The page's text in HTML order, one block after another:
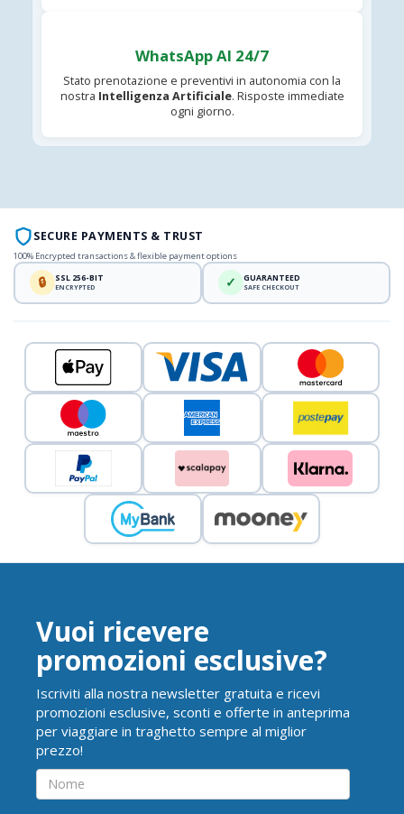
WhatsApp AI 24/7
Stato prenotazione e preventivi in autonomia con la
nostra Intelligenza Artificiale. Risposte immediate
ogni giorno.
SECURE PAYMENTS & TRUST
100% Encrypted transactions & flexible payment options
🔒 SSL 256-BIT
ENCRYPTED ✓ GUARANTEED
SAFE CHECKOUT
Vuoi ricevere
promozioni esclusive?
Iscriviti alla nostra newsletter gratuita e ricevi
promozioni esclusive, sconti e offerte in anteprima
per viaggiare in traghetto sempre al miglior
prezzo!